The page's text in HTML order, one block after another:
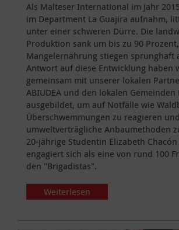
Als Malteser International im Jahr
im Department La Guajira aufnahm,
unter einer schweren Dürre. Die
Produktion sank um bis zu 90
Mangelernährung stiegen sprunghaft
Antwort auf diese Entwicklung haben
gemeinsam mit unserer lokalen
ABIUDEA und den lokalen Gemeinden
ausgebildet, um auf Notfälle wie
Überschwemmungen zu reagieren und
umweltverträgliche Anbaumethoden
20-jährige Studentin Elizabeth
engagiert sich als eine von rund 100
den "Brigadistas".
Weiterlesen